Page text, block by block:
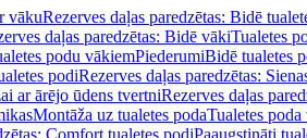
vākuRezerves daļas paredzētas: Bidē
daļas paredzētas: Bidē vākiTualetes
podu vākiemPiederumiBidē tualetes
podiRezerves daļas paredzētas:
ar ārējo ūdens tvertniRezerves daļas
Montāža uz tualetes podaTualetes poda
Comfort tualetes podiPaaugstināti